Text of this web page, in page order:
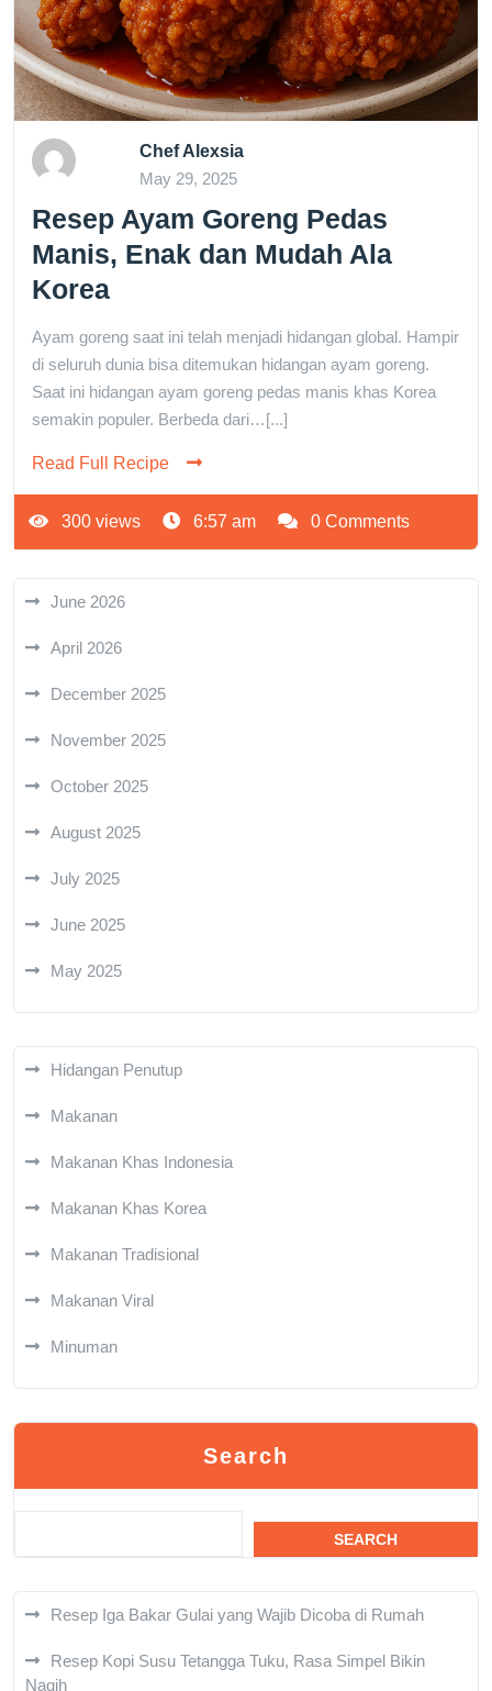
Chef Alexsia
May 29, 2025
Resep Ayam Goreng Pedas
Manis, Enak dan Mudah Ala
Korea
Ayam goreng saat ini telah menjadi hidangan global. Hampir
di seluruh dunia bisa ditemukan hidangan ayam goreng.
Saat ini hidangan ayam goreng pedas manis khas Korea
semakin populer. Berbeda dari…[...]
Read Full Recipe
300 views 6:57 am 0 Comments
June 2026
April 2026
December 2025
November 2025
October 2025
August 2025
July 2025
June 2025
May 2025
Hidangan Penutup
Makanan
Makanan Khas Indonesia
Makanan Khas Korea
Makanan Tradisional
Makanan Viral
Minuman
Search
SEARCH
Resep Iga Bakar Gulai yang Wajib Dicoba di Rumah
Resep Kopi Susu Tetangga Tuku, Rasa Simpel Bikin
Nagih